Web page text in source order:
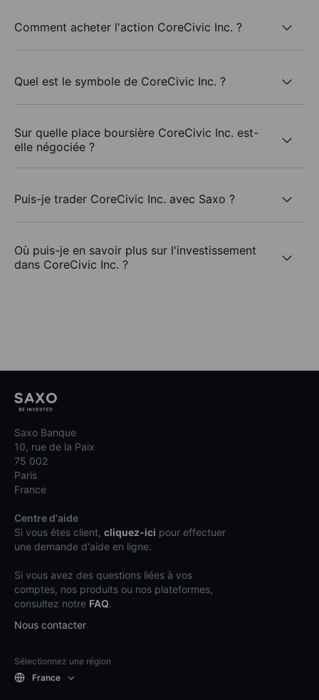
Comment acheter l'action CoreCivic Inc. ?
Quel est le symbole de CoreCivic Inc. ?
Sur quelle place boursière CoreCivic Inc. est-
elle négociée ?
Puis-je trader CoreCivic Inc. avec Saxo ?
Où puis-je en savoir plus sur l'investissement
dans CoreCivic Inc. ?
Saxo Banque
10, rue de la Paix
75 002
Paris
France
Centre d'aide
Si vous êtes client, cliquez-ici pour effectuer
une demande d'aide en ligne.
Si vous avez des questions liées à vos
comptes, nos produits ou nos plateformes,
consultez notre FAQ.
Nous contacter
Sélectionnez une région
France